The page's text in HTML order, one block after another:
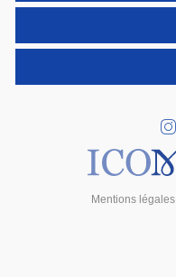
Mentions légales